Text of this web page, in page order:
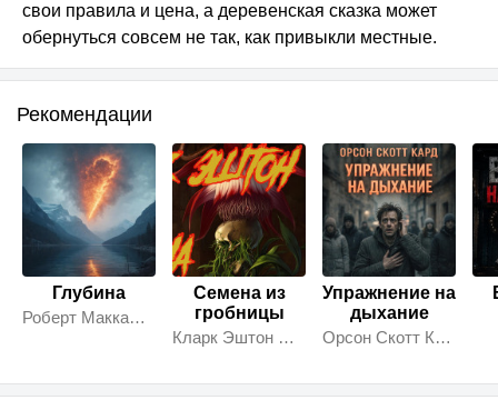
свои правила и цена, а деревенская сказка может
обернуться совсем не так, как привыкли местные.
Рекомендации
Глубина
Роберт Маккаммон
Семена из
гробницы
Кларк Эштон Смит
Упражнение на
дыхание
Орсон Скотт Кард